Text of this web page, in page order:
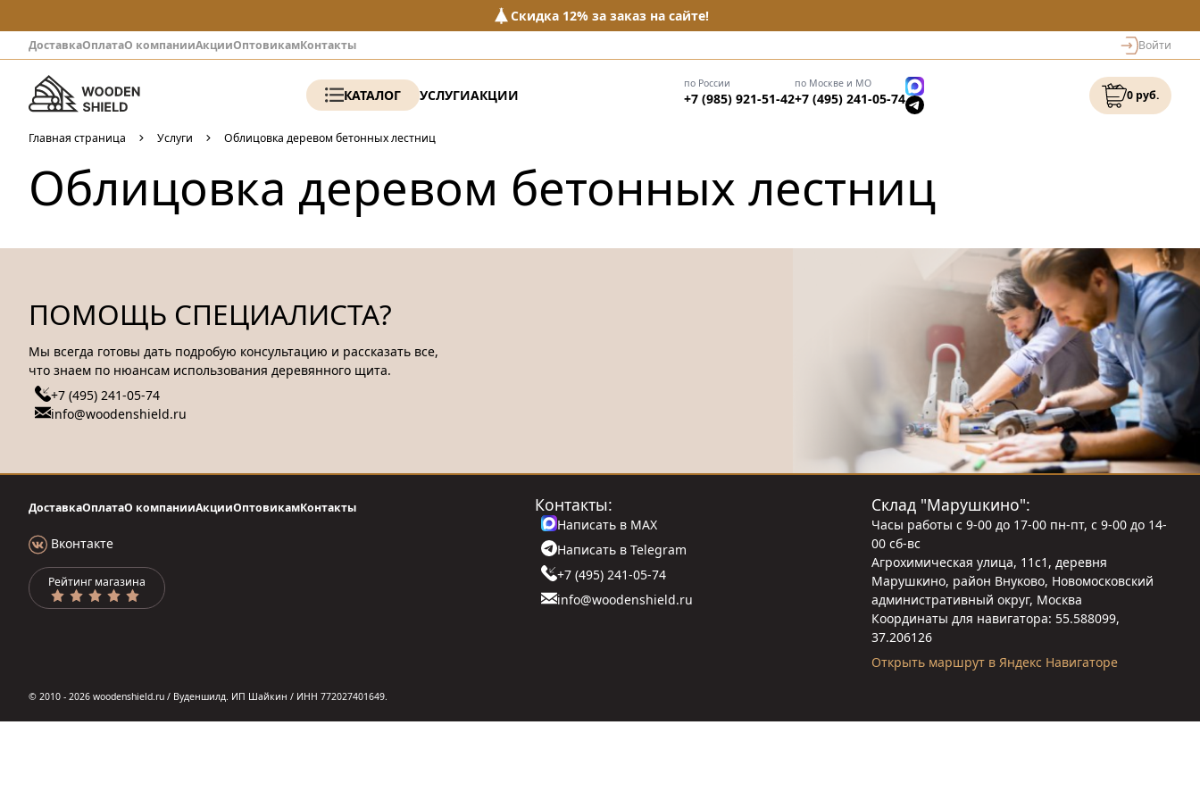
Скидка 12% за заказ на сайте!
ДоставкаОплатаО компанииАкцииОптовикамКонтакты Войти
КАТАЛОГ УСЛУГИАКЦИИ
по России
+7 (985) 921-51-42
по Москве и МО
+7 (495) 241-05-74 0 руб.
Главная страница Услуги Облицовка деревом бетонных лестниц
Облицовка деревом бетонных лестниц
ПОМОЩЬ СПЕЦИАЛИСТА?
Мы всегда готовы дать подробую консультацию и рассказать все,
что знаем по нюансам использования деревянного щита.
+7 (495) 241-05-74
info@woodenshield.ru
ДоставкаОплатаО компанииАкцииОптовикамКонтакты
Вконтакте
Рейтинг магазина
Контакты:
Написать в MAX
Написать в Telegram
+7 (495) 241-05-74
info@woodenshield.ru
Склад "Марушкино":
Часы работы с 9-00 до 17-00 пн-пт, с 9-00 до 14-
00 сб-вс
Агрохимическая улица, 11с1, деревня
Марушкино, район Внуково, Новомосковский
административный округ, Москва
Координаты для навигатора: 55.588099,
37.206126
Открыть маршрут в Яндекс Навигаторе
© 2010 - 2026 woodenshield.ru / Вуденшилд. ИП Шайкин / ИНН 772027401649.